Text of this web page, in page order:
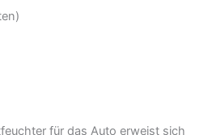
für das Auto erweist sich